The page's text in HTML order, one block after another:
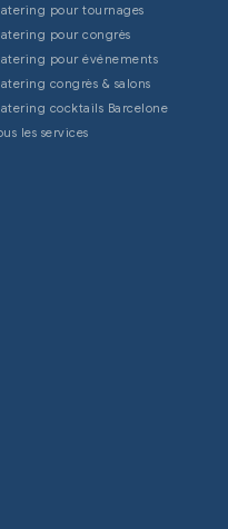
pour tournages
pour congrès
pour événements
congrès & salons
cocktails Barcelone
les services